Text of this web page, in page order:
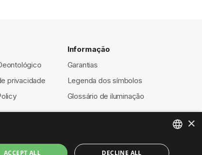
privacidade
Informação
Garantias
Legenda dos símbolos
Glossário de iluminação
ENGLISH
×
ACCEPT ALL DECLINE ALL